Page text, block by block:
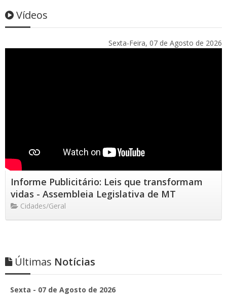
Vídeos
Sexta-Feira, 07 de Agosto de 2026
Informe Publicitário: Leis que transformam
vidas - Assembleia Legislativa de MT
Cidades/Geral
Últimas Notícias
Sexta - 07 de Agosto de 2026